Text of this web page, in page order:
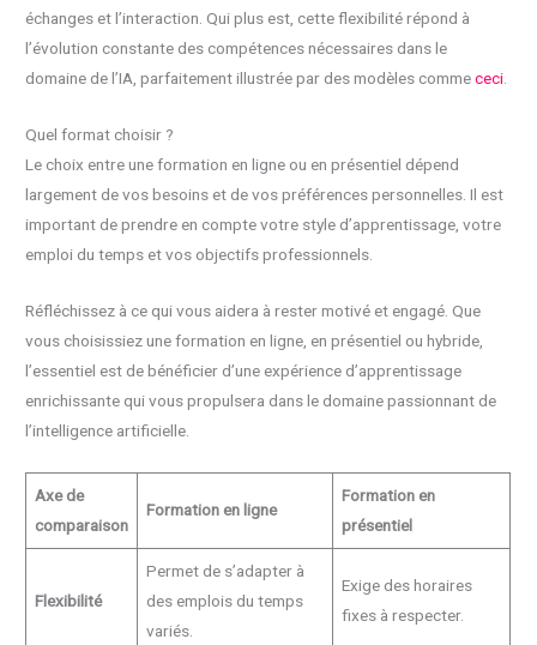
échanges et l’interaction. Qui plus est, cette flexibilité répond à
l’évolution constante des compétences nécessaires dans le
domaine de l’IA, parfaitement illustrée par des modèles commececi.
Quel format choisir ?
Le choix entre une formation en ligne ou en présentiel dépend
largement de vos besoins et de vos préférences personnelles. Il est
important de prendre en compte votre style d’apprentissage, votre
emploi du temps et vos objectifs professionnels.
Réfléchissez à ce qui vous aidera à rester motivé et engagé. Que
vous choisissiez une formation en ligne, en présentiel ou hybride,
l’essentiel est de bénéficier d’une expérience d’apprentissage
enrichissante qui vous propulsera dans le domaine passionnant de
l’intelligence artificielle.
Axe de
comparaison
Formation en ligne
Formation en
présentiel
Flexibilité
Permet de s’adapter à
des emplois du temps
variés.
Exige des horaires
fixes à respecter.